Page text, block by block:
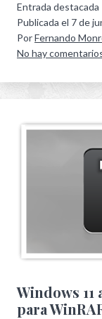
Entrada destacada
Publicada el 7 de
PorFernando
No hay
Windows
para